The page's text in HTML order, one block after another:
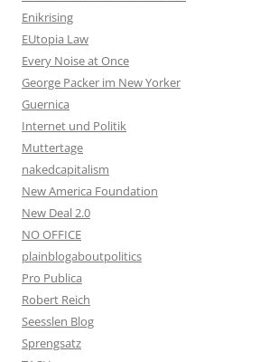
Enikrising
EUtopia Law
Every Noise at Once
George Packer im New Yorker
Guernica
Internet und Politik
Muttertage
nakedcapitalism
New America Foundation
New Deal 2.0
NO OFFICE
plainblogaboutpolitics
Pro Publica
Robert Reich
Seesslen Blog
Sprengsatz